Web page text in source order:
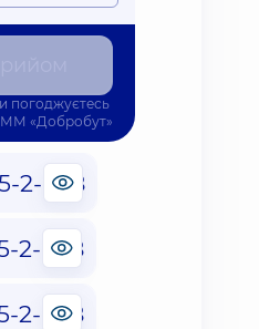
погоджуєтесь
ММ «Добробут»
2-888
2-888
2-888